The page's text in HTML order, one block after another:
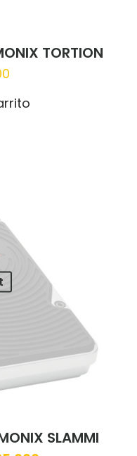
TORTION
SLAMMI